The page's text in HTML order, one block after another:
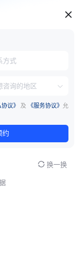
服务推荐
议》 及 《服务协议》 允
约
换一换